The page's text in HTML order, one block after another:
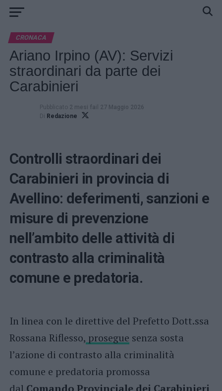
CRONACA
Ariano Irpino (AV): Servizi
straordinari da parte dei
Carabinieri
Pubblicato 2 mesi fail 27 Maggio 2026
Di Redazione
Controlli straordinari dei
Carabinieri in provincia di
Avellino: deferimenti, sanzioni e
misure di prevenzione
nell’ambito delle attività di
contrasto alla criminalità
comune e predatoria.
In linea con le direttive del Prefetto Dott.ssa
Rossana Riflesso, prosegue senza sosta
l’azione di contrasto alla criminalità
comune e predatoria promossa
dal Comando Provinciale dei Carabinieri